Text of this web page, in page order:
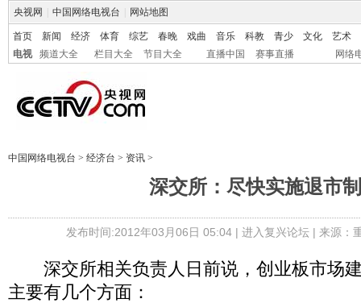
央视网 中国网络电视台 网站地图
首页 新闻 经济 体育 综艺 春晚 戏曲 音乐 科教 青少 文化
艺术
电视
频道大全 栏目大全 节目大全 直播中国 赛事直播 网络
中国网络电视台 > 经济台 > 资讯 >
深交所：尽快实施退市
发布时间:2012年03月06日 05:04 | 进入复兴论坛| 来源：
深交所相关负责人日前说，创业板市场
主要有几个方面：